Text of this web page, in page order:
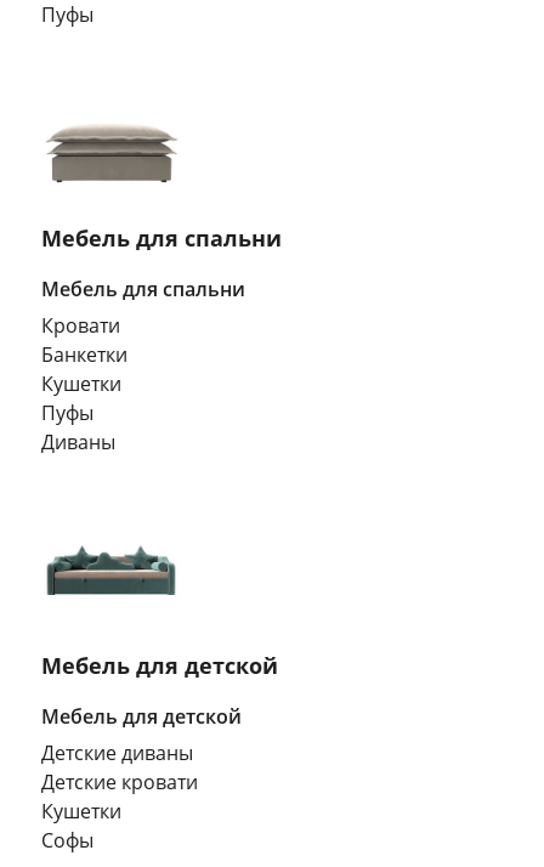
Пуфы
Мебель для спальни
Мебель для спальни
Кровати
Банкетки
Кушетки
Пуфы
Диваны
Мебель для детской
Мебель для детской
Детские диваны
Детские кровати
Кушетки
Софы